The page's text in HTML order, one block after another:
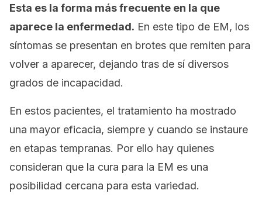
Esta es la forma más frecuente en la que
aparece la enfermedad. En este tipo de EM, los
síntomas se presentan en brotes que remiten para
volver a aparecer, dejando tras de sí diversos
grados de incapacidad.
En estos pacientes, el tratamiento ha mostrado
una mayor eficacia, siempre y cuando se instaure
en etapas tempranas. Por ello hay quienes
consideran que la cura para la EM es una
posibilidad cercana para esta variedad.